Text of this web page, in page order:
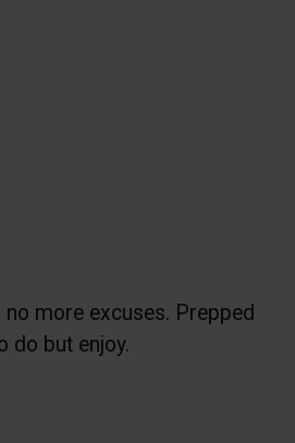
more excuses. Prepped
do but enjoy.